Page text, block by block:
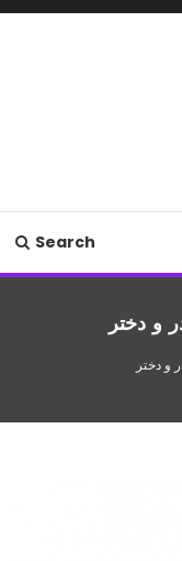
Search
و دختر
و دختر